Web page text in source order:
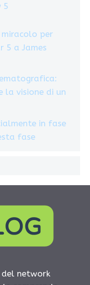
5
miracolo per
5 a James
la visione di un
in fase
fase
network